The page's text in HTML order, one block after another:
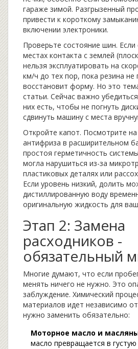
гараже зимой. Разгрызенный
привести к короткому
включении электроники.
Проверьте состояние шин.
местах контакта с землей
нельзя эксплуатировать на
км/ч до тех пор, пока резина не
восстановит форму. Но это
статьи. Сейчас важно
них есть, чтобы не погнуть
сдвинуть машину с места
Откройте капот. Посмотрите
антифриза в расширительном
простоя герметичность
могла нарушиться из-за
пластиковых деталях или
Если уровень низкий, долить
дистиллированную воду
оригинальную жидкость для
Этап 2: Замена
расходников -
обязательный
Многие думают, что если
менять ничего не нужно. Это
заблуждение. Химический
материалов идет независимо
нужно заменить обязательно:
Моторное масло и
масло превращается в